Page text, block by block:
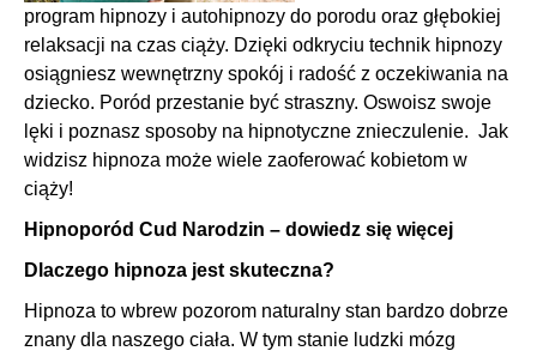
program hipnozy i autohipnozy do porodu oraz głębokiej
relaksacji na czas ciąży. Dzięki odkryciu technik hipnozy
osiągniesz wewnętrzny spokój i radość z oczekiwania na
dziecko. Poród przestanie być straszny. Oswoisz swoje
lęki i poznasz sposoby na hipnotyczne znieczulenie. Jak
widzisz hipnoza może wiele zaoferować kobietom w
ciąży!
Hipnoporód Cud Narodzin – dowiedz się więcej
Dlaczego hipnoza jest skuteczna?
Hipnoza to wbrew pozorom naturalny stan bardzo dobrze
znany dla naszego ciała. W tym stanie ludzki mózg